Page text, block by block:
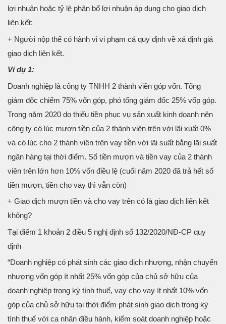
lợi nhuận hoặc tỷ lệ phân bổ lợi nhuận áp dụng cho giao dịch
liên kết:
+ Người nộp thế có hành vi vi phạm cá quy định về xá định giá
giao dịch liên kết.
Ví dụ 1:
Doanh nghiệp là công ty TNHH 2 thành viên góp vốn. Tổng
giám đốc chiếm 75% vốn góp, phó tổng giám đốc 25% vốp góp.
Trong năm 2020 do thiếu tiền phục vụ sản xuất kinh doanh nên
công ty có lúc mượn tiền của 2 thành viên trên với lãi xuất 0%
và có lúc cho 2 thành viên trên vay tiền với lãi suất bằng lãi suất
ngân hàng tại thời điểm. Số tiền mượn và tiền vay của 2 thành
viên trên lớn hơn 10% vốn điều lệ (cuối năm 2020 đã trả hết số
tiền mượn, tiền cho vay thì vẫn còn)
+ Giao dịch mượn tiền và cho vay trên có là giao dịch liên kết
không?
Tại điểm 1 khoản 2 điều 5 nghị định số 132/2020/NĐ-CP quy
định
“Doanh nghiệp có phát sinh các giao dịch nhượng, nhận chuyển
nhượng vốn góp ít nhất 25% vốn góp của chủ sở hữu của
doanh nghiệp trong kỳ tính thuế, vay cho vay ít nhất 10% vốn
góp của chủ sở hữu tại thời điểm phát sinh giao dịch trong kỳ
tính thuế với ca nhân điều hành, kiểm soát doanh nghiệp hoặc